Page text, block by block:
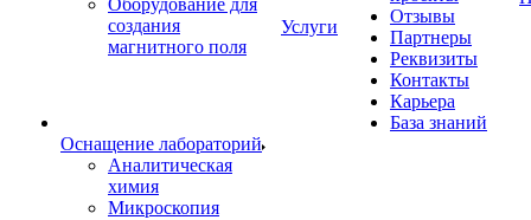
Оборудование для
создания
магнитного поля
Оснащение лабораторий
Аналитическая
химия
Микроскопия
Услуги
Отзывы
Партнеры
Реквизиты
Контакты
Карьера
База знаний